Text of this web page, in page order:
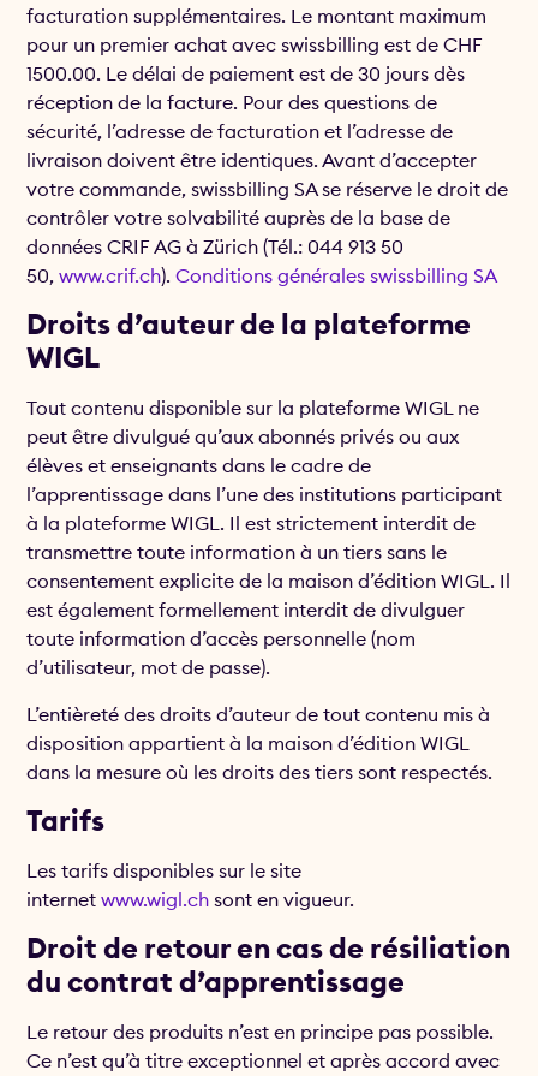
facturation supplémentaires. Le montant maximum
pour un premier achat avec swissbilling est de CHF
1500.00. Le délai de paiement est de 30 jours dès
réception de la facture. Pour des questions de
sécurité, l’adresse de facturation et l’adresse de
livraison doivent être identiques. Avant d’accepter
votre commande, swissbilling SA se réserve le droit de
contrôler votre solvabilité auprès de la base de
données CRIF AG à Zürich (Tél.: 044 913 50
50,www.crif.ch).Conditions générales swissbilling SA
Droits d’auteur de la plateforme
WIGL
Tout contenu disponible sur la plateforme WIGL ne
peut être divulgué qu’aux abonnés privés ou aux
élèves et enseignants dans le cadre de
l’apprentissage dans l’une des institutions participant
à la plateforme WIGL. Il est strictement interdit de
transmettre toute information à un tiers sans le
consentement explicite de la maison d’édition WIGL. Il
est également formellement interdit de divulguer
toute information d’accès personnelle (nom
d’utilisateur, mot de passe).
L’entièreté des droits d’auteur de tout contenu mis à
disposition appartient à la maison d’édition WIGL
dans la mesure où les droits des tiers sont respectés.
Tarifs
Les tarifs disponibles sur le site
internetwww.wigl.ch sont en vigueur.
Droit de retour en cas de résiliation
du contrat d’apprentissage
Le retour des produits n’est en principe pas possible.
Ce n’est qu’à titre exceptionnel et après accord avec